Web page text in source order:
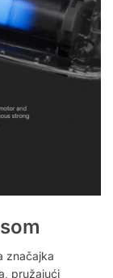
značajka
pružajući